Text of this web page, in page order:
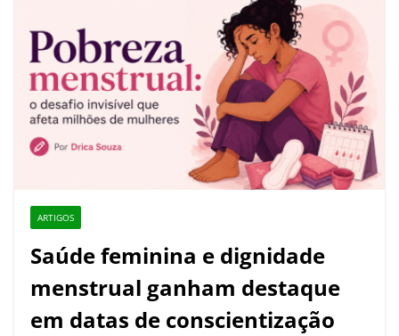
ARTIGOS
Saúde feminina e dignidade
menstrual ganham destaque
em datas de conscientização